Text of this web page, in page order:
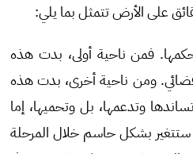
على الأرض تتمثل بما يلي:
فمن ناحية أولى، بدت هذه
ومن ناحية أخرى، بدت هذه
وتدعمها، بل وتحميها، إما
بشكل حاسم خلال المرحلة